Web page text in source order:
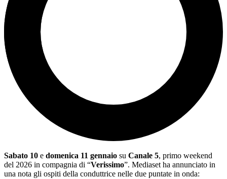
Sabato 10 e domenica 11 gennaio su Canale 5, primo weekend
del 2026 in compagnia di “Verissimo”. Mediaset ha annunciato in
una nota gli ospiti della conduttrice nelle due puntate in onda: